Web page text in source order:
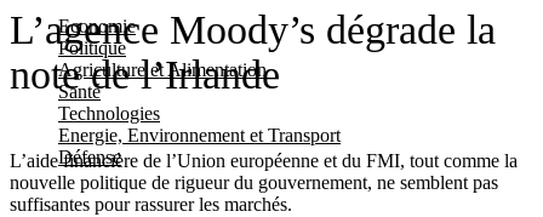
Economie
Politique
Agriculture et Alimentation
Santé
Technologies
Energie, Environnement et Transport
Défense
L’agence Moody’s dégrade la
note de l’Irlande
L’aide financière de l’Union européenne et du FMI, tout comme la
nouvelle politique de rigueur du gouvernement, ne semblent pas
suffisantes pour rassurer les marchés.